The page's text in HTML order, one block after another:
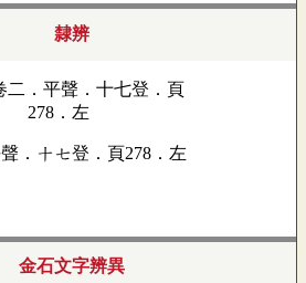
隸辨
．十七登．頁278．左
金石文字辨異